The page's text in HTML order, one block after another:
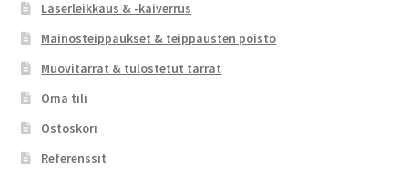
Laserleikkaus & -kaiverrus
Mainosteippaukset & teippausten poisto
Muovitarrat & tulostetut tarrat
Oma tili
Ostoskori
Referenssit